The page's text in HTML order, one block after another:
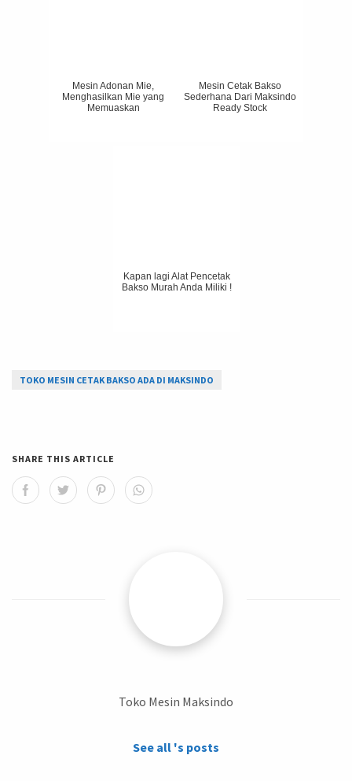
Mesin Adonan Mie,
Menghasilkan Mie yang
Memuaskan
Mesin Cetak Bakso
Sederhana Dari Maksindo
Ready Stock
Kapan lagi Alat Pencetak
Bakso Murah Anda Miliki !
TOKO MESIN CETAK BAKSO ADA DI MAKSINDO
SHARE THIS ARTICLE
Toko Mesin Maksindo
See all 's posts